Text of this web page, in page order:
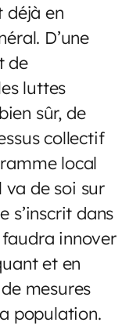
déjà en
D’une
de
luttes
sûr, de
collectif
local
de soi sur
s’inscrit dans
innover
et en
mesures
population.